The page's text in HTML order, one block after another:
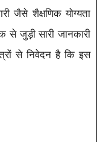
जैसे शैक्षणिक योग्यता
जुड़ी सारी जानकारी
से निवेदन है कि इस